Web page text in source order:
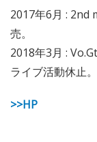
2017年6月 : 2nd
売。
2018年3月 :
ライブ活動休止
>>HP